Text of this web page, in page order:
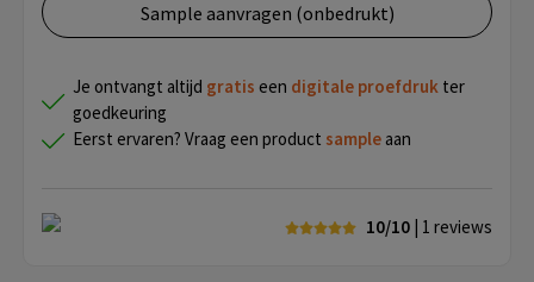
Sample aanvragen (onbedrukt)
Je ontvangt altijd gratis een digitale proefdruk ter
goedkeuring
Eerst ervaren? Vraag een product sample aan
10/10 | 1 reviews